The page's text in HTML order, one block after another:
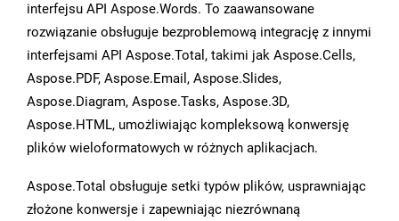
interfejsu API Aspose.Words. To zaawansowane
rozwiązanie obsługuje bezproblemową integrację z innymi
interfejsami API Aspose.Total, takimi jak Aspose.Cells,
Aspose.PDF, Aspose.Email, Aspose.Slides,
Aspose.Diagram, Aspose.Tasks, Aspose.3D,
Aspose.HTML, umożliwiając kompleksową konwersję
plików wieloformatowych w różnych aplikacjach.
Aspose.Total obsługuje setki typów plików, usprawniając
złożone konwersje i zapewniając niezrównaną